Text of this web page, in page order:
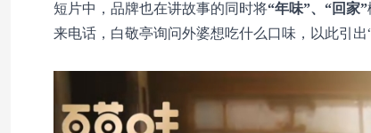
短片中，品牌也在讲故事的同时将“年味”、“回家”
来电话，白敬亭询问外婆想吃什么口味，以此引出